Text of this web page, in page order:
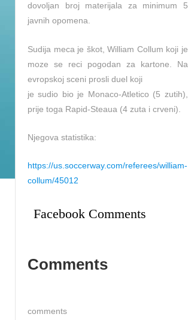
dovoljan broj materijala za minimum 5
javnih opomena.
Sudija meca je škot, William Collum koji je
moze se reci pogodan za kartone. Na
evropskoj sceni prosli duel koji
je sudio bio je Monaco-Atletico (5 zutih),
prije toga Rapid-Steaua (4 zuta i crveni).
Njegova statistika:
https://us.soccerway.com/referees/william-
collum/45012
Facebook Comments
Comments
comments